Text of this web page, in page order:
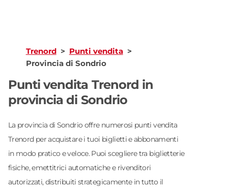
Trenord > Punti vendita >
Provincia di Sondrio
Punti vendita Trenord in
provincia di Sondrio
La provincia di Sondrio offre numerosi punti vendita
Trenord per acquistare i tuoi biglietti e abbonamenti
in modo pratico e veloce. Puoi scegliere tra biglietterie
fisiche, emettitrici automatiche e rivenditori
autorizzati, distribuiti strategicamente in tutto il